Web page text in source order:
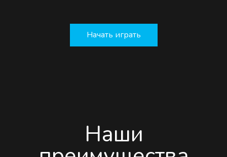
Начать играть
Наши